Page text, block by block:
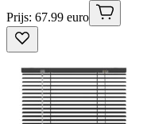
Prijs: 67.99 euro